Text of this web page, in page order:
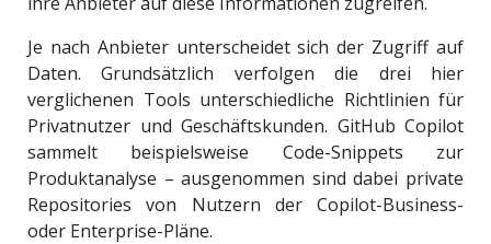
Je nach Anbieter unterscheidet sich der Zugriff auf
Daten. Grundsätzlich verfolgen die drei hier
verglichenen Tools unterschiedliche Richtlinien für
Privatnutzer und Geschäftskunden. GitHub Copilot
sammelt beispielsweise Code-Snippets zur
Produktanalyse – ausgenommen sind dabei private
Repositories von Nutzern der Copilot-Business-
oder Enterprise-Pläne.